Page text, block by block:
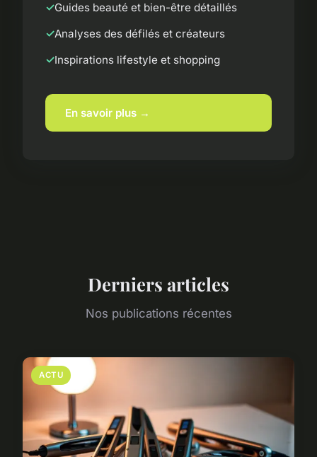
Guides beauté et bien-être détaillés
Analyses des défilés et créateurs
Inspirations lifestyle et shopping
En savoir plus →
Derniers articles
Nos publications récentes
ACTU